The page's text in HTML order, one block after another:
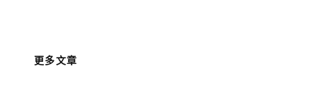
更多文章